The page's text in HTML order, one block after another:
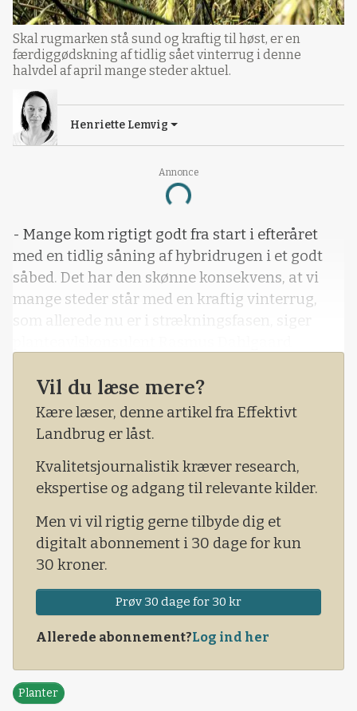
Annonce
Loading...
Skal rugmarken stå sund og kraftig til høst, er en
færdiggødskning af tidlig sået vinterrug i denne
halvdel af april mange steder aktuel.
Henriette Lemvig
- Mange kom rigtigt godt fra start i efteråret
med en tidlig såning af hybridrugen i et godt
såbed. Det har den skønne konsekvens, at vi
mange steder står med en kraftig vinterrug,
som allerede nu er i strækningsfasen, siger
sker i marken netop nu.
Men intet er så godt, at det ikke giver
udfordringer for nogen.
Ifølge planteavlskonsulente
Vil du læse mere?
Kære læser, denne artikel fra Effektivt
Landbrug er låst.
Kvalitetsjournalistik kræver research,
ekspertise og adgang til relevante kilder.
Men vi vil rigtig gerne tilbyde dig et
digitalt abonnement i 30 dage for kun
30 kroner.
Prøv 30 dage for 30 kr
Allerede abonnement?Log ind her
Planter